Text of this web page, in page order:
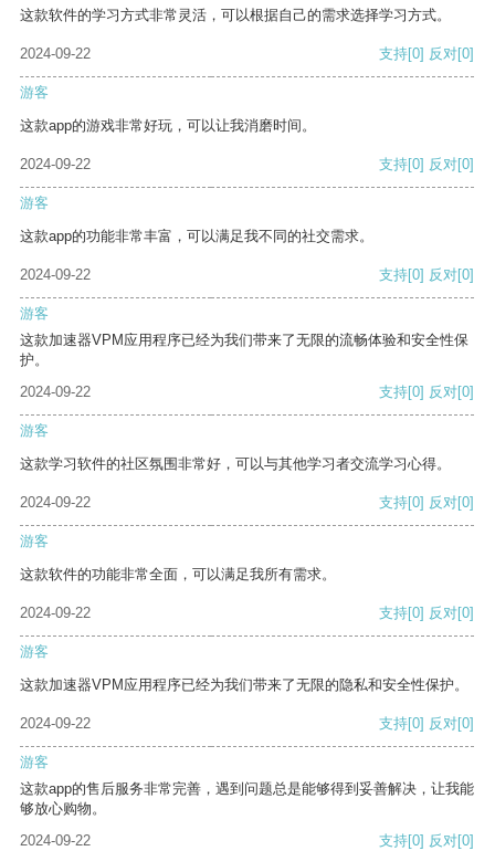
这款软件的学习方式非常灵活，可以根据自己的需求选择学习方式。
2024-09-22 支持[0] 反对[0]
游客
这款app的游戏非常好玩，可以让我消磨时间。
2024-09-22 支持[0] 反对[0]
游客
这款app的功能非常丰富，可以满足我不同的社交需求。
2024-09-22 支持[0] 反对[0]
游客
这款加速器VPM应用程序已经为我们带来了无限的流畅体验和安全性保
护。
2024-09-22
支持[0] 反对[0]
游客
这款学习软件的社区氛围非常好，可以与其他学习者交流学习心得。
2024-09-22 支持[0] 反对[0]
游客
这款软件的功能非常全面，可以满足我所有需求。
2024-09-22 支持[0] 反对[0]
游客
这款加速器VPM应用程序已经为我们带来了无限的隐私和安全性保护。
2024-09-22 支持[0] 反对[0]
游客
这款app的售后服务非常完善，遇到问题总是能够得到妥善解决，让我能
够放心购物。
2024-09-22
支持[0] 反对[0]